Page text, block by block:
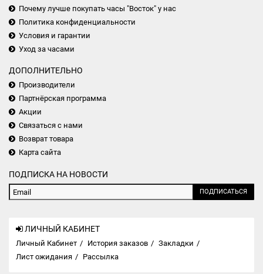
Почему лучше покупать часы "Восток" у нас
Политика конфиденциальности
Условия и гарантии
Уход за часами
ДОПОЛНИТЕЛЬНО
Производители
Партнёрская программа
Акции
Связаться с нами
Возврат товара
Карта сайта
ПОДПИСКА НА НОВОСТИ
ПОДПИСАТЬСЯ
ЛИЧНЫЙ КАБИНЕТ
Личный Кабинет История заказов
Закладки
Лист ожидания
Рассылка